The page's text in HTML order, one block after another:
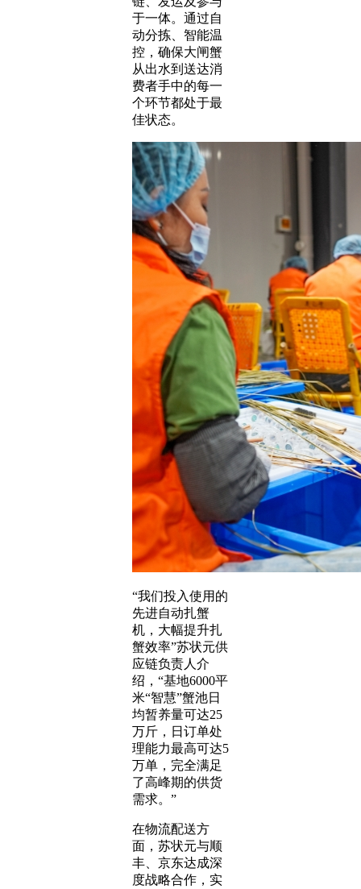
于一体。通过自
动分拣、智能温
控，确保大闸蟹
从出水到送达消
费者手中的每一
个环节都处于最
佳状态。
“我们投入使用的
先进自动扎蟹
机，大幅提升扎
蟹效率”苏状元供
应链负责人介
绍，“基地6000平
米“智慧”蟹池日
均暂养量可达25
万斤，日订单处
理能力最高可达5
万单，完全满足
了高峰期的供货
需求。”
在物流配送方
面，苏状元与顺
丰、京东达成深
度战略合作，实